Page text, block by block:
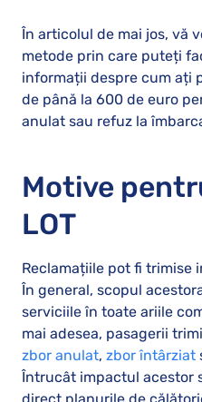
În articolul de mai jos, vă
metode prin care puteți
informații despre cum ați
de până la 600 de euro
anulat sau refuz la
Motive
LOT
Reclamațiile pot fi trimise
În general, scopul
serviciile în toate ariile
mai adesea, pasagerii
zbor anulat, zbor întârziat
Întrucât impactul acestor